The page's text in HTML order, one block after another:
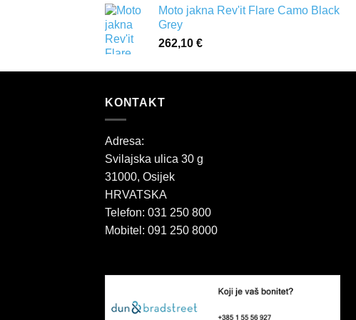
Moto jakna Rev'it Flare Camo Black
Grey
262,10 €
KONTAKT
Adresa:
Svilajska ulica 30 g
31000, Osijek
HRVATSKA
Telefon: 031 250 800
Mobitel: 091 250 8000